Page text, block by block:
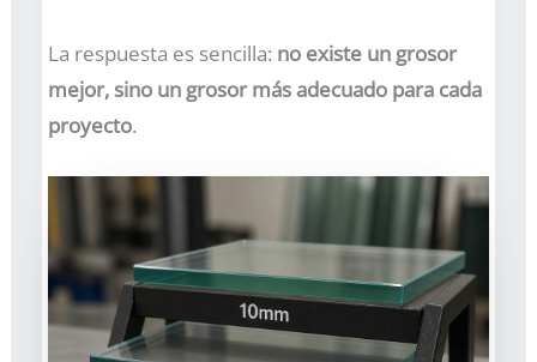
La respuesta es sencilla: no existe un grosor
mejor, sino un grosor más adecuado para cada
proyecto.